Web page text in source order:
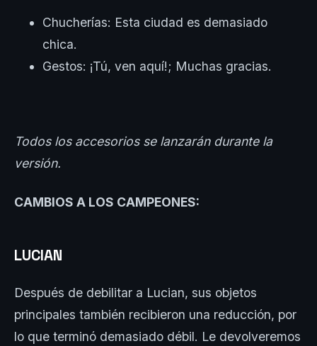
Chucherías: Esta ciudad es demasiado
chica.
Gestos: ¡Tú, ven aquí!; Muchas gracias.
Todos los accesorios se lanzarán durante la
versión.
CAMBIOS A LOS CAMPEONES:
LUCIAN
Después de debilitar a Lucian, sus objetos
principales también recibieron una reducción, por
lo que terminó demasiado débil. Le devolveremos